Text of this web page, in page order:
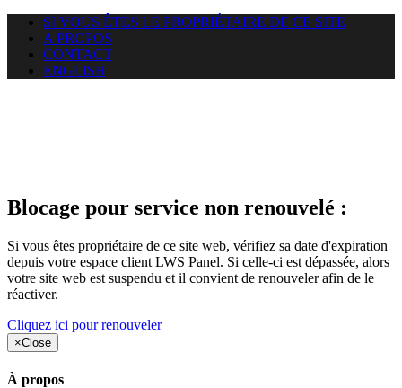
SI VOUS ÊTES LE PROPRIÉTAIRE DE CE SITE
A PROPOS
CONTACT
ENGLISH
Blocage pour service non renouvelé :
Si vous êtes propriétaire de ce site web, vérifiez sa date d'expiration
depuis votre espace client LWS Panel. Si celle-ci est dépassée, alors
votre site web est suspendu et il convient de renouveler afin de le
réactiver.
Cliquez ici pour renouveler
×Close
À propos